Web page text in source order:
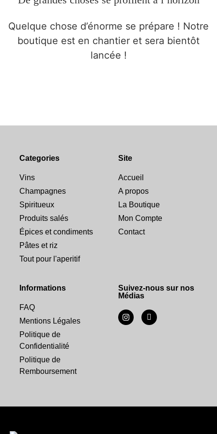
Quelque chose d’énorme se prépare ! Notre
boutique est en chantier et sera bientôt
lancée !
Categories
Vins
Champagnes
Spiritueux
Produits salés
Épices et condiments
Pâtes et riz
Tout pour l'aperitif
Site
Accueil
A propos
La Boutique
Mon Compte
Contact
Informations
FAQ
Mentions Légales
Politique de
Confidentialité
Politique de
Remboursement
Suivez-nous sur nos
Médias